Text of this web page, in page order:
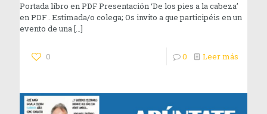
Portada libro en PDF Presentación ‘De los pies a la cabeza’
en PDF . Estimada/o colega; Os invito a que participéis en un
evento de una […]
0 0 Leer más